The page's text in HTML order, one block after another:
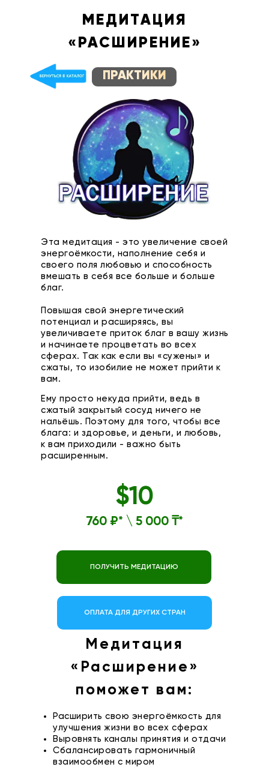
ПРАКТИКИ
Эта медитация - это увеличение своей
энергоёмкости, наполнение себя и
своего поля любовью и способность
вмешать в себя все больше и больше
благ.
Повышая свой энергетический
потенциал и расширяясь, вы
увеличиваете приток благ в вашу жизнь
и начинаете процветать во всех
сферах. Так как если вы «сужены» и
сжаты, то изобилие не может прийти к
вам.
МЕДИТАЦИЯ
«РАСШИРЕНИЕ»
Ему просто некуда прийти, ведь в
сжатый закрытый сосуд ничего не
нальёшь. Поэтому для того, чтобы все
блага: и здоровье, и деньги, и любовь,
к вам приходили - важно быть
расширенным.
Расширить свою энергоёмкость для
улучшения жизни во всех сферах
Выровнять каналы принятия и отдачи
Сбалансировать гармоничный
взаимообмен с миром
ПОЛУЧИТЬ МЕДИТАЦИЮ
Медитация
«Расширение»
поможет вам:
760 ₽* \ 5 000 ₸*
$10
ОПЛАТА ДЛЯ ДРУГИХ СТРАН